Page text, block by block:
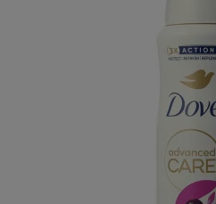
Uw
Vul hem met